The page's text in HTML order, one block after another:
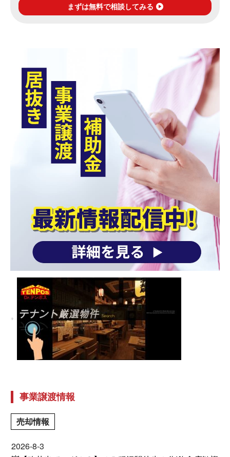
まずは無料で相談してみる
事業譲渡情報
売却情報
2026-8-3